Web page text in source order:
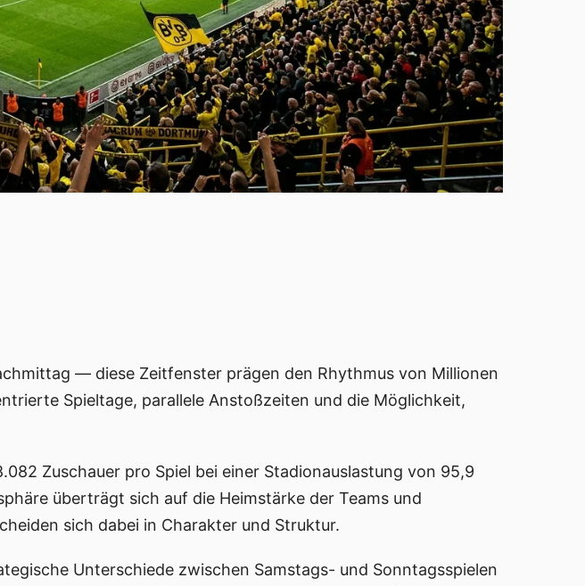
— diese Zeitfenster prägen den Rhythmus von Millionen
Spieltage, parallele Anstoßzeiten und die Möglichkeit,
Zuschauer pro Spiel bei einer Stadionauslastung von 95,9
überträgt sich auf die Heimstärke der Teams und
sich dabei in Charakter und Struktur.
Unterschiede zwischen Samstags- und Sonntagsspielen